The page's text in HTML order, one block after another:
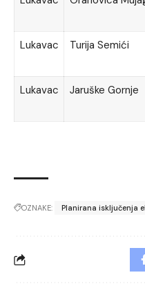
Lukavac
Turija Semići
Lukavac
Jaruške Gornje
OZNAKE: Planirana isključenja